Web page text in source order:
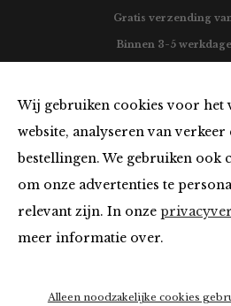
Wij gebruiken cookies voor het
website, analyseren van
bestellingen. We gebruiken ook
om onze advertenties te
relevant zijn. In onze
meer informatie over.
Alleen noodzakelijke cookies
Gratis verzending
Binnen 3-5
Portemonnees in
Home Winkel Accessoires